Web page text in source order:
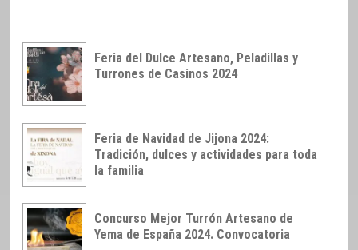
Feria del Dulce Artesano, Peladillas y
Turrones de Casinos 2024
Feria de Navidad de Jijona 2024:
Tradición, dulces y actividades para toda
la familia
Concurso Mejor Turrón Artesano de
Yema de España 2024. Convocatoria